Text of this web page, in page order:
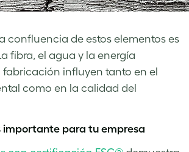
confluencia de estos elementos es
fibra, el agua y la energía
influyen tanto en el
como en la calidad del
importante para tu empresa